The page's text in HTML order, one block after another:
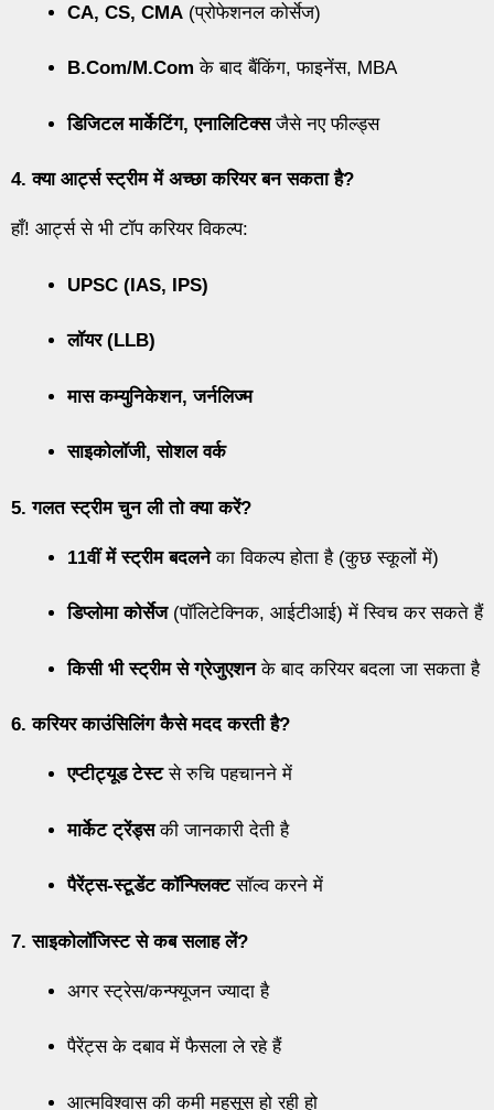
CA, CS, CMA (प्रोफेशनल कोर्सेज)
B.Com/M.Com के बाद बैंकिंग, फाइनेंस, MBA
डिजिटल मार्केटिंग, एनालिटिक्सजैसे नए फील्ड्स
4. क्या आर्ट्स स्ट्रीम में अच्छा करियर बन सकता है?
हाँ! आर्ट्स से भी टॉप करियर विकल्प:
UPSC (IAS, IPS)
लॉयर (LLB)
मास कम्युनिकेशन, जर्नलिज्म
साइकोलॉजी, सोशल वर्क
5. गलत स्ट्रीम चुन ली तो क्या करें?
11वीं में स्ट्रीम बदलनेका विकल्प होता है (कुछ स्कूलों में)
डिप्लोमा कोर्सेज(पॉलिटेक्निक, आईटीआई) में स्विच कर सकते हैं
किसी भी स्ट्रीम से ग्रेजुएशनके बाद करियर बदला जा सकता है
6. करियर काउंसिलिंग कैसे मदद करती है?
एप्टीट्यूड टेस्टसे रुचि पहचानने में
मार्केट ट्रेंड्सकी जानकारी देती है
पैरेंट्स-स्टूडेंट कॉन्फ्लिक्टसॉल्व करने में
7. साइकोलॉजिस्ट से कब सलाह लें?
अगर स्ट्रेस/कन्फ्यूजन ज्यादा है
पैरेंट्स के दबाव में फैसला ले रहे हैं
आत्मविश्वास की कमी महसूस हो रही हो